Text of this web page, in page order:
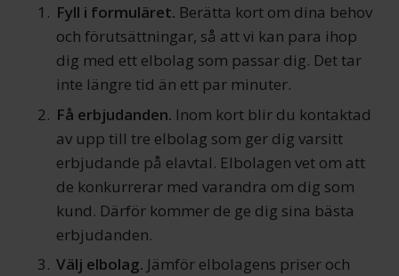
Fyll i formuläret. Berätta kort om dina behov
och förutsättningar, så att vi kan para ihop
dig med ett elbolag som passar dig. Det tar
inte längre tid än ett par minuter.
Få erbjudanden. Inom kort blir du kontaktad
av upp till tre elbolag som ger dig varsitt
erbjudande på elavtal. Elbolagen vet om att
de konkurrerar med varandra om dig som
kund. Därför kommer de ge dig sina bästa
erbjudanden.
Välj elbolag. Jämför elbolagens priser och